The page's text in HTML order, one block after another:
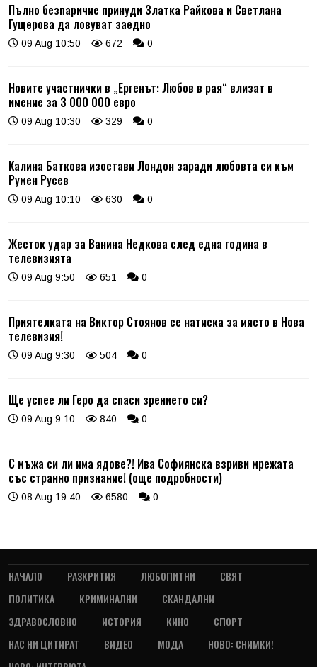
Пълно безпаричие принуди Златка Райкова и Светлана
Гущерова да ловуват заедно
09 Aug 10:50 672 0
Новите участнички в „Ергенът: Любов в рая“ влизат в
имение за 3 000 000 евро
09 Aug 10:30 329 0
Калина Баткова изостави Лондон заради любовта си към
Румен Русев
09 Aug 10:10 630 0
Жесток удар за Ванина Недкова след една година в
телевизията
09 Aug 9:50 651 0
Приятелката на Виктор Стоянов се натиска за място в Нова
телевизия!
09 Aug 9:30 504 0
Ще успее ли Геро да спаси зрението си?
09 Aug 9:10 840 0
С мъжа си ли има ядове?! Ива Софиянска взриви мрежата
със странно признание! (още подробности)
08 Aug 19:40 6580 0
НАЧАЛО РАЗКРИТИЯ ЛЮБОПИТНИ
СВЯТ
ПОЛИТИКА
КРИМИНАЛНИ
СКАНДАЛНИ
ЗДРАВОСЛОВНО
ИСТОРИЯ КИНО
СПОРТ
НАС НИ ЦИТИРАТ
ВИДЕО МОДА
НОВО: СНИМКИ!